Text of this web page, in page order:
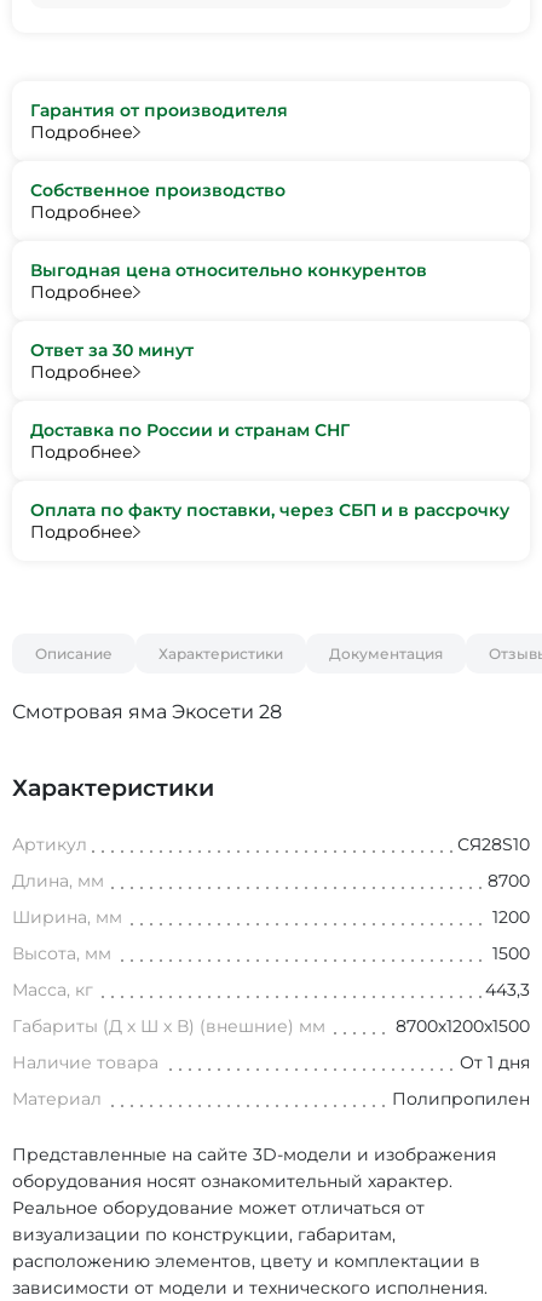
Гарантия от производителя
Подробнее
Собственное производство
Подробнее
Выгодная цена относительно конкурентов
Подробнее
Ответ за 30 минут
Подробнее
Доставка по России и странам СНГ
Подробнее
Оплата по факту поставки, через СБП и в рассрочку
Подробнее
Описание Характеристики Документация
Смотровая яма Экосети 28
Характеристики
Артикул
СЯ28S10
Длина, мм
8700
Ширина, мм
1200
Высота, мм
1500
Масса, кг
443,3
Габариты (Д х Ш х В) (внешние) мм
8700х1200х1500
Наличие товара
От 1 дня
Материал
Полипропилен
Представленные на сайте 3D-модели и изображения
оборудования носят ознакомительный характер.
Реальное оборудование может отличаться от
визуализации по конструкции, габаритам,
расположению элементов, цвету и комплектации в
зависимости от модели и технического исполнения.